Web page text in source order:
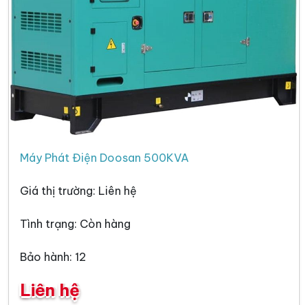
Máy Phát Điện Doosan 500KVA
Giá thị trường: Liên hệ
Tình trạng: Còn hàng
Bảo hành: 12
Liên hệ